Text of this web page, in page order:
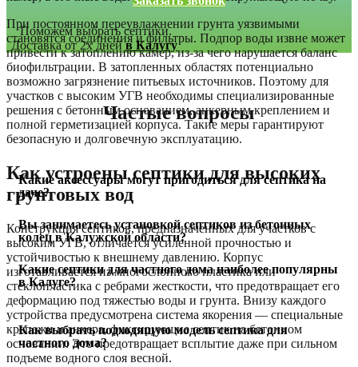
При постоянном переувлажнении грунта уязвимыми
становятся соединения и фильтры. Подпор воды извне может
привести к затоплению камер, из-за чего нарушается баланс
биофильтрации. В затопленных областях потенциально
возможно загрязнение питьевых источников. Поэтому для
участков с высоким УГВ необходимы специализированные
решения с бетонным основанием, анкерным креплением и
полной герметизацией корпуса. Такие меры гарантируют
безопасную и долговечную эксплуатацию.
Как устроены септики для высоких
грунтовых вод
Конструкция септиков, предназначенных для участков с
высоким УГВ, отличается усиленной прочностью и
устойчивостью к внешнему давлению. Корпус
изготавливается из многослойного пластика или
стеклопластика с ребрами жесткости, что предотвращает его
деформацию под тяжестью воды и грунта. Внизу каждого
устройства предусмотрена система якорения — специальные
крепежи и анкера, фиксирующие септик на бетонном
основании. Это предотвращает всплытие даже при сильном
подъеме водного слоя весной.
Поможем выбрать септики.
Доставка от 2х днейв Калугу
Частые вопросы
Какие аксессуары могут пригодиться для септика на
даче?
Вы занимаетесь установкой септиков из бетонных
колец в Калужской области?
Какие септики для частного дома наиболее популярны
в Калуге?
Как выбрать подходящую модель септика для
частного дома?